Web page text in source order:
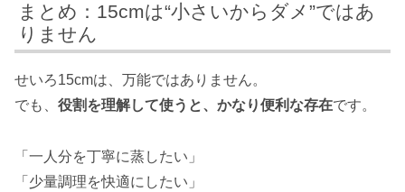
まとめ：15cmは“小さいからダメ”ではあ
りません
せいろ15cmは、万能ではありません。
でも、 役割を理解して使うと、かなり便利な存在です。
「一人分を丁寧に蒸したい」
「少量調理を快適にしたい」